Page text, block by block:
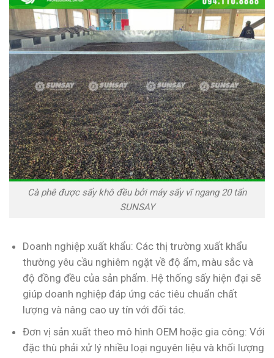
Cà phê được sấy khô đều bởi máy sấy vĩ ngang 20 tấn
SUNSAY
Doanh nghiệp xuất khẩu: Các thị trường xuất khẩu
thường yêu cầu nghiêm ngặt về độ ẩm, màu sắc và
độ đồng đều của sản phẩm. Hệ thống sấy hiện đại sẽ
giúp doanh nghiệp đáp ứng các tiêu chuẩn chất
lượng và nâng cao uy tín với đối tác.
Đơn vị sản xuất theo mô hình OEM hoặc gia công: Với
đặc thù phải xử lý nhiều loại nguyên liệu và khối lượng